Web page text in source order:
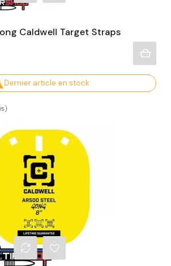
Caldwell Target Straps
Dernier article en stock